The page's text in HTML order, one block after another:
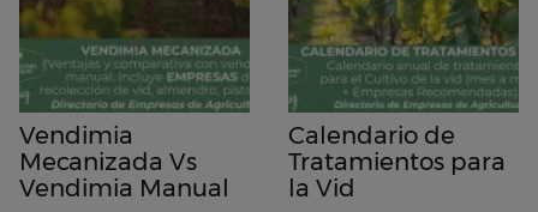
Vendimia
Mecanizada Vs
Vendimia Manual
Calendario de
Tratamientos para
la Vid